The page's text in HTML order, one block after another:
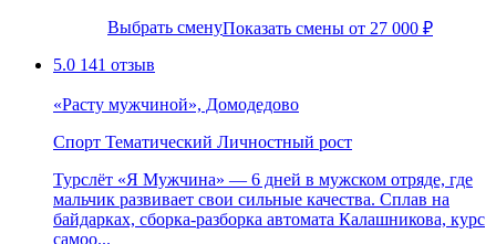
Выбрать сменуПоказать смены от 27 000 ₽
5.0 141 отзыв
«Расту мужчиной», Домодедово
Спорт Тематический Личностный рост
Турслёт «Я Мужчина» — 6 дней в мужском отряде, где
мальчик развивает свои сильные качества. Сплав на
байдарках, сборка-разборка автомата Калашникова, курс
самоо...